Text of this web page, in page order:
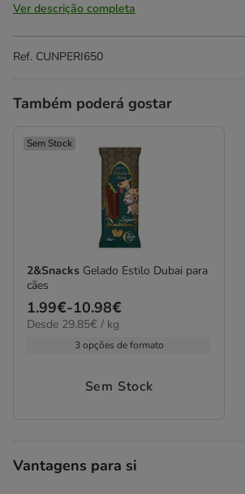
Ver descrição completa
Ref. CUNPERI650
Também poderá gostar
Sem Stock
2&Snacks Gelado Estilo Dubai para
cães
Preço
de
1.99€-10.98€
29.85€
Desde 29.85€ / kg
3 opções de formato
Sem Stock
Vantagens para si